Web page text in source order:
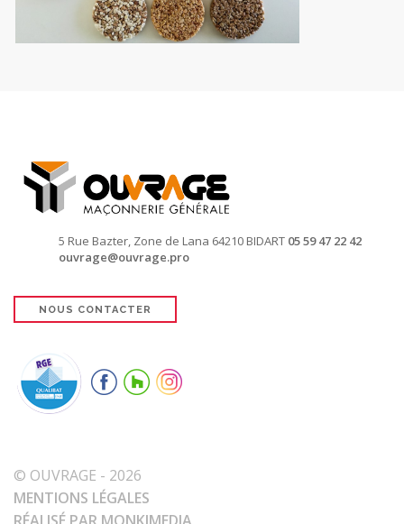
5 Rue Bazter, Zone de Lana 64210 BIDART 05 59 47 22 42
ouvrage@ouvrage.pro
NOUS CONTACTER
© OUVRAGE - 2026
MENTIONS LÉGALES